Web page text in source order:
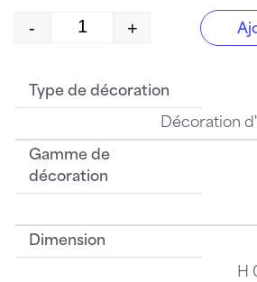
quantité de
- +
Type de décoration
Décoration
Gamme de
décoration
Dimension
H